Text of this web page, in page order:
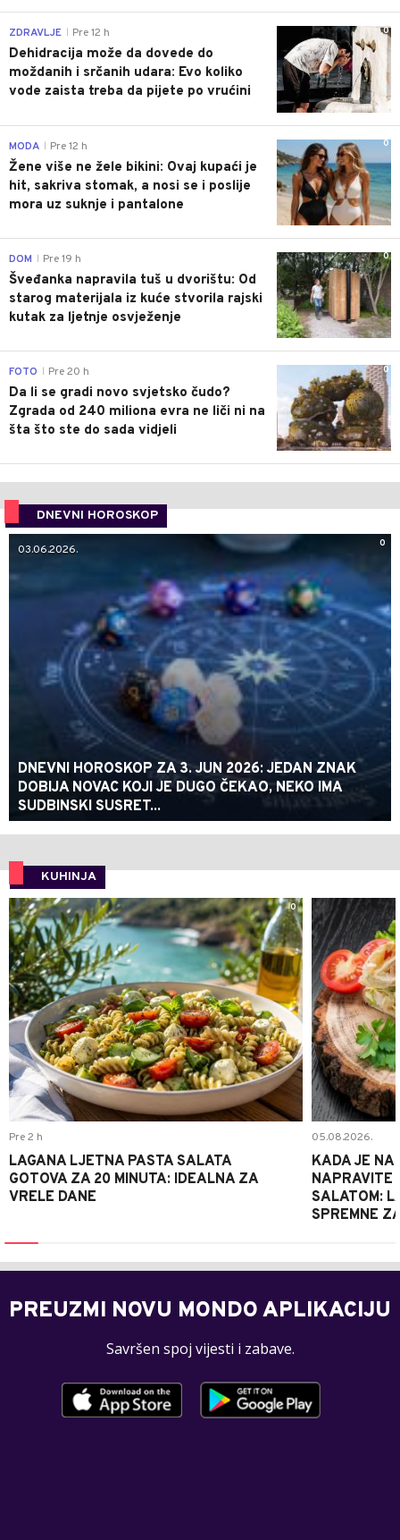
0
ZDRAVLJE Pre 12 h
Dehidracija može da dovede do
moždanih i srčanih udara: Evo koliko
vode zaista treba da pijete po vrućini
0
MODA Pre 12 h
Žene više ne žele bikini: Ovaj kupaći je
hit, sakriva stomak, a nosi se i poslije
mora uz suknje i pantalone
0
DOM Pre 19 h
Šveđanka napravila tuš u dvorištu: Od
starog materijala iz kuće stvorila rajski
kutak za ljetnje osvježenje
0
FOTO Pre 20 h
Da li se gradi novo svjetsko čudo?
Zgrada od 240 miliona evra ne liči ni na
šta što ste do sada vidjeli
DNEVNI HOROSKOP
0
03.06.2026.
DNEVNI HOROSKOP ZA 3. JUN 2026: JEDAN ZNAK
DOBIJA NOVAC KOJI JE DUGO ČEKAO, NEKO IMA
SUDBINSKI SUSRET...
KUHINJA
0
Pre 2 h
LAGANA LJETNA PASTA SALATA
GOTOVA ZA 20 MINUTA: IDEALNA ZA
VRELE DANE
05.08.2026.
KADA JE
NAPRAVITE
SALATOM:
SPREMNE
PREUZMI NOVU MONDO APLIKACIJU
Savršen spoj vijesti i zabave.